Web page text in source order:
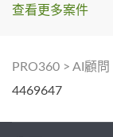
查看更多案件
PRO360 > AI顧問
4469647